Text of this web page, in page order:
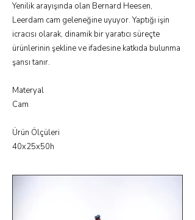
Yenilik arayışında olan Bernard Heesen,
Leerdam cam geleneğine uyuyor. Yaptığı işin
icracısı olarak, dinamik bir yaratıcı süreçte
ürünlerinin şekline ve ifadesine katkıda bulunma
şansı tanır.
Materyal
Cam
Ürün Ölçüleri
40x25x50h